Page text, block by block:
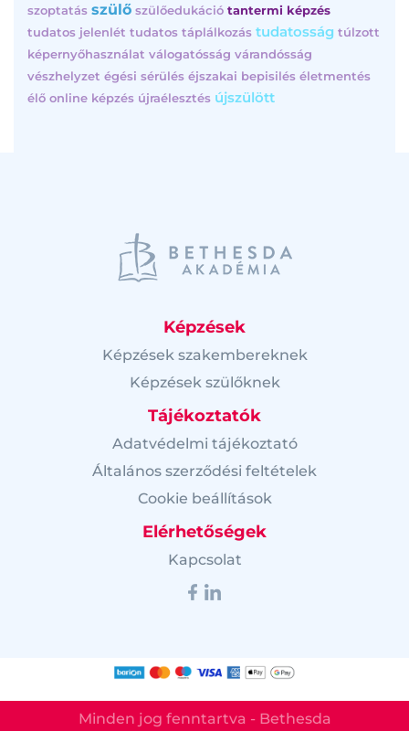
szoptatás szülő szülőedukáció tantermi képzés
tudatos jelenlét tudatos táplálkozás tudatosság túlzott
képernyőhasználat válogatósság várandósság
vészhelyzet égési sérülés éjszakai bepisilés életmentés
élő online képzés újraélesztés újszülött
Képzések
Képzések szakembereknek
Képzések szülőknek
Tájékoztatók
Adatvédelmi tájékoztató
Általános szerződési feltételek
Cookie beállítások
Elérhetőségek
Kapcsolat
Minden jog fenntartva - Bethesda